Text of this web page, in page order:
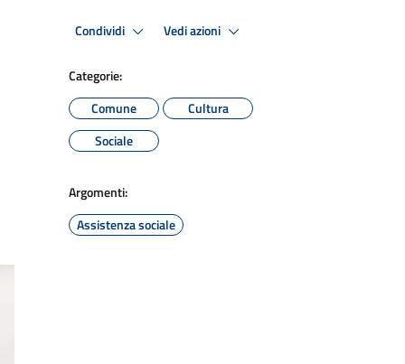
Condividi Vedi azioni
Categorie:
Comune
Cultura
Sociale
Argomenti:
Assistenza sociale